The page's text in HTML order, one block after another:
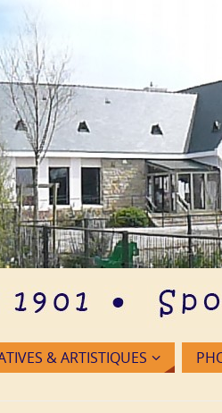
& ARTISTIQUES